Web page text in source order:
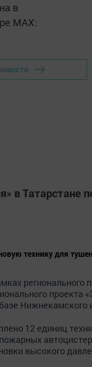
в
MАХ:
в Татарстане
технику для
регионального
проекта
Нижнекамского
12 единиц
высокого